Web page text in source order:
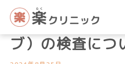
ス
院長コラム
下肢静脈瘤（足
ブ）の検査につ